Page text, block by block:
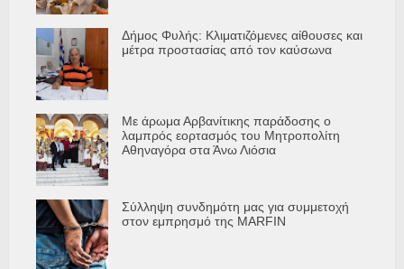
Δήμος Φυλής: Κλιματιζόμενες αίθουσες και
μέτρα προστασίας από τον καύσωνα
Με άρωμα Αρβανίτικης παράδοσης ο
λαμπρός εορτασμός του Μητροπολίτη
Αθηναγόρα στα Άνω Λιόσια
Σύλληψη συνδημότη μας για συμμετοχή
στον εμπρησμό της MARFIN